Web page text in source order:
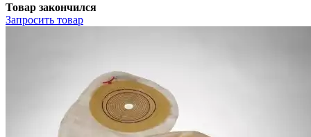
Товар закончился
Запросить товар